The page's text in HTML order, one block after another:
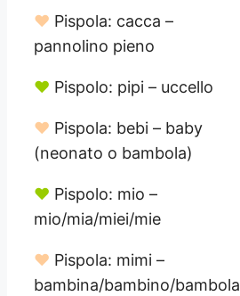
♥ Pispola: cacca –
pannolino pieno
♥ Pispolo: pipi – uccello
♥ Pispola: bebi – baby
(neonato o bambola)
♥ Pispolo: mio –
mio/mia/miei/mie
♥ Pispola: mimi –
bambina/bambino/bambola